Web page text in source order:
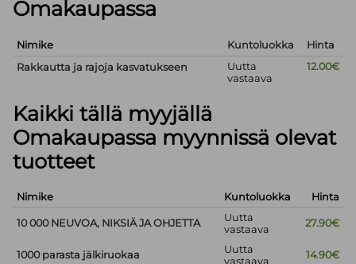
Omakaupassa
Nimike Kuntoluokka
Hinta
Rakkautta ja rajoja kasvatukseen
Uutta
vastaava
12.00€
Kaikki tällä myyjällä
Omakaupassa myynnissä olevat
tuotteet
Nimike Kuntoluokka Hinta
10 000 NEUVOA, NIKSIÄ JA OHJETTA
Uutta
vastaava
27.90€
1000 parasta jälkiruokaa
Uutta
vastaava
14.90€